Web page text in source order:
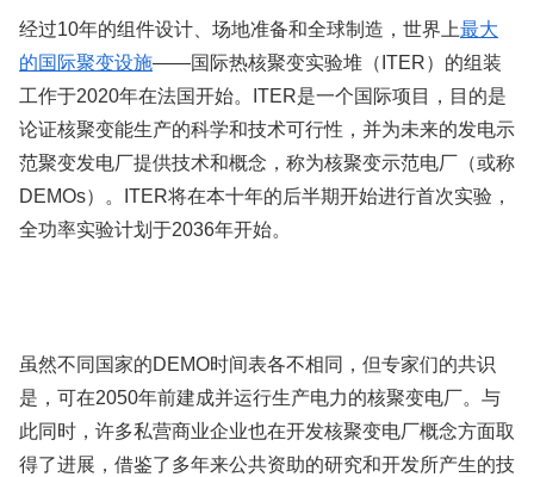
经过10年的组件设计、场地准备和全球制造，世界上最大
的国际聚变设施——国际热核聚变实验堆（ITER）的组装
工作于2020年在法国开始。ITER是一个国际项目，目的是
论证核聚变能生产的科学和技术可行性，并为未来的发电示
范聚变发电厂提供技术和概念，称为核聚变示范电厂（或称
DEMOs）。ITER将在本十年的后半期开始进行首次实验，
全功率实验计划于2036年开始。
虽然不同国家的DEMO时间表各不相同，但专家们的共识
是，可在2050年前建成并运行生产电力的核聚变电厂。与
此同时，许多私营商业企业也在开发核聚变电厂概念方面取
得了进展，借鉴了多年来公共资助的研究和开发所产生的技